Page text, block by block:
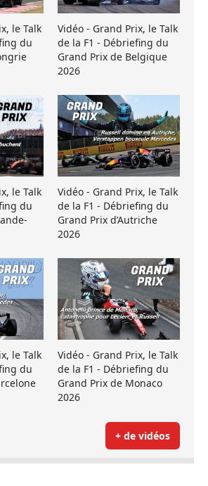
le Talk
du
Vidéo - Grand Prix, le Talk
de la F1 - Débriefing du
Grand Prix de Belgique
2026
le Talk
du
Vidéo - Grand Prix, le Talk
de la F1 - Débriefing du
Grand Prix d’Autriche
2026
le Talk
du
Vidéo - Grand Prix, le Talk
de la F1 - Débriefing du
Grand Prix de Monaco
2026
+ de vidéos